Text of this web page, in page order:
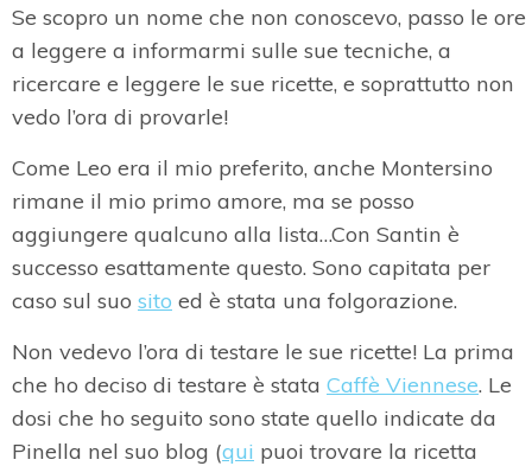
Se scopro un nome che non conoscevo, passo le ore
a leggere a informarmi sulle sue tecniche, a
ricercare e leggere le sue ricette, e soprattutto non
vedo l’ora di provarle!
Come Leo era il mio preferito, anche Montersino
rimane il mio primo amore, ma se posso
aggiungere qualcuno alla lista…Con Santin è
successo esattamente questo. Sono capitata per
caso sul suo sito ed è stata una folgorazione.
Non vedevo l’ora di testare le sue ricette! La prima
che ho deciso di testare è stata Caffè Viennese. Le
dosi che ho seguito sono state quello indicate da
Pinella nel suo blog (qui puoi trovare la ricetta